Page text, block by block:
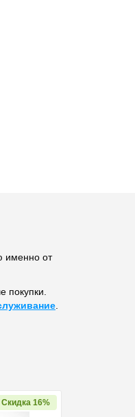
именно от
покупки.
.
Скидка 16%